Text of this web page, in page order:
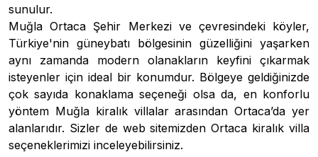
sunulur.
Muğla Ortaca Şehir Merkezi ve çevresindeki köyler,
Türkiye'nin güneybatı bölgesinin güzelliğini yaşarken
aynı zamanda modern olanakların keyfini çıkarmak
isteyenler için ideal bir konumdur. Bölgeye geldiğinizde
çok sayıda konaklama seçeneği olsa da, en konforlu
yöntem Muğla kiralık villalararasından Ortaca’da yer
alanlarıdır. Sizler de web sitemizden Ortaca kiralık villa
seçeneklerimizi inceleyebilirsiniz.